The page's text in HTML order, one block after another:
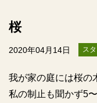
桜
2020年04月14日 ス
我が家の庭には桜の
私の制止も聞かず5